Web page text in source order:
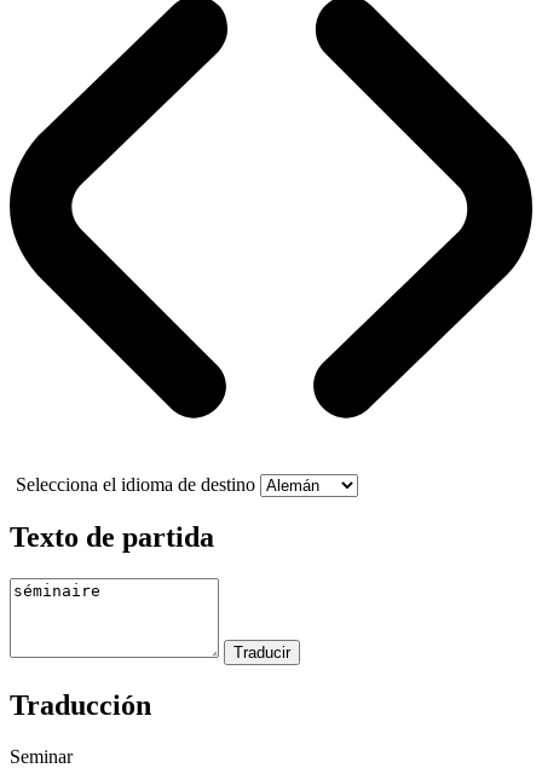
Selecciona el idioma de destino
Texto de partida
Traducción
Seminar